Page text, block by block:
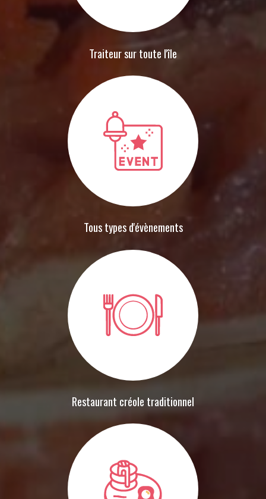
Traiteur sur toute l'île
Tous types d'évènements
Restaurant créole traditionnel